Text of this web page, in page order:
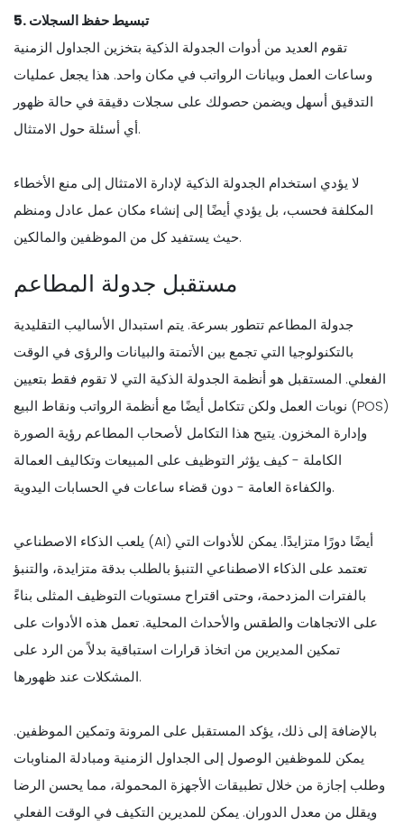
5. تبسيط حفظ السجلات
تقوم العديد من أدوات الجدولة الذكية بتخزين الجداول الزمنية
وساعات العمل وبيانات الرواتب في مكان واحد. هذا يجعل عمليات
التدقيق أسهل ويضمن حصولك على سجلات دقيقة في حالة ظهور
أي أسئلة حول الامتثال.
لا يؤدي استخدام الجدولة الذكية لإدارة الامتثال إلى منع الأخطاء
المكلفة فحسب، بل يؤدي أيضًا إلى إنشاء مكان عمل عادل ومنظم
حيث يستفيد كل من الموظفين والمالكين.
مستقبل جدولة المطاعم
جدولة المطاعم تتطور بسرعة. يتم استبدال الأساليب التقليدية
بالتكنولوجيا التي تجمع بين الأتمتة والبيانات والرؤى في الوقت
الفعلي. المستقبل هو أنظمة الجدولة الذكية التي لا تقوم فقط بتعيين
نوبات العمل ولكن تتكامل أيضًا مع أنظمة الرواتب ونقاط البيع (POS)
وإدارة المخزون. يتيح هذا التكامل لأصحاب المطاعم رؤية الصورة
الكاملة - كيف يؤثر التوظيف على المبيعات وتكاليف العمالة
والكفاءة العامة - دون قضاء ساعات في الحسابات اليدوية.
يلعب الذكاء الاصطناعي (AI) أيضًا دورًا متزايدًا. يمكن للأدوات التي
تعتمد على الذكاء الاصطناعي التنبؤ بالطلب بدقة متزايدة، والتنبؤ
بالفترات المزدحمة، وحتى اقتراح مستويات التوظيف المثلى بناءً
على الاتجاهات والطقس والأحداث المحلية. تعمل هذه الأدوات على
تمكين المديرين من اتخاذ قرارات استباقية بدلاً من الرد على
المشكلات عند ظهورها.
بالإضافة إلى ذلك، يؤكد المستقبل على المرونة وتمكين الموظفين.
يمكن للموظفين الوصول إلى الجداول الزمنية ومبادلة المناوبات
وطلب إجازة من خلال تطبيقات الأجهزة المحمولة، مما يحسن الرضا
ويقلل من معدل الدوران. يمكن للمديرين التكيف في الوقت الفعلي